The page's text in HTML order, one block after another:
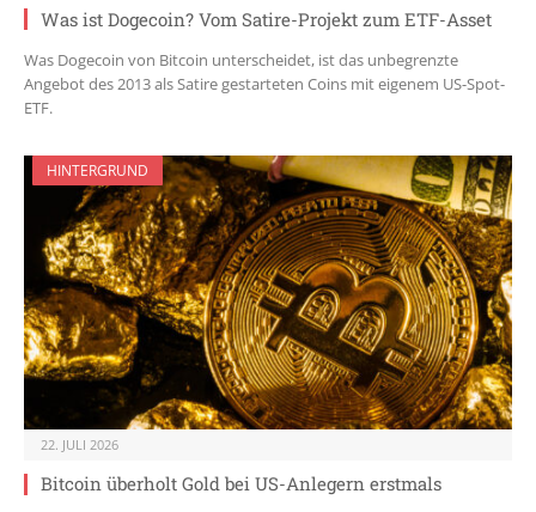
Was ist Dogecoin? Vom Satire-Projekt zum ETF-Asset
Was Dogecoin von Bitcoin unterscheidet, ist das unbegrenzte
Angebot des 2013 als Satire gestarteten Coins mit eigenem US-Spot-
ETF.
HINTERGRUND
22. JULI 2026
Bitcoin überholt Gold bei US-Anlegern erstmals